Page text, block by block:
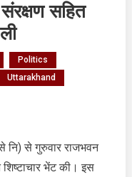
सहित
Politics
Uttarakhand
नि) से गुरुवार राजभवन
भेंट की। इस